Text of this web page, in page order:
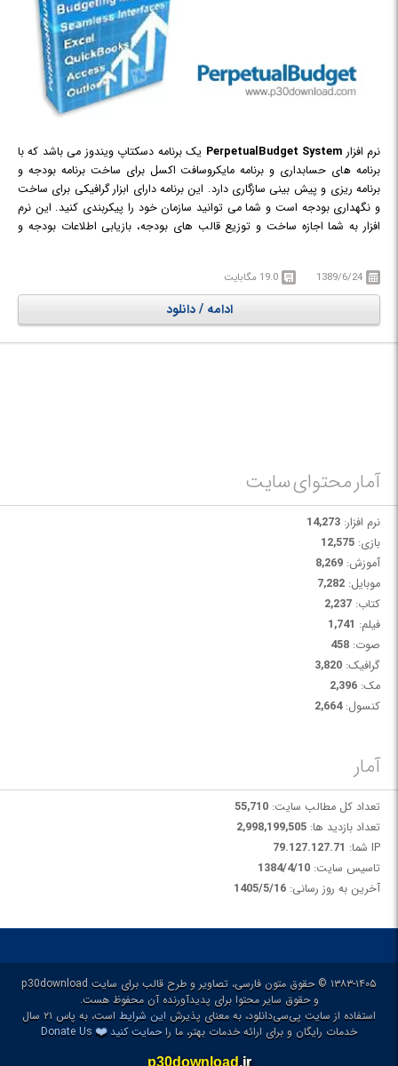
نرم افزار PerpetualBudget System یک برنامه دسکتاپ ویندوز می باشد که با
ﺑﺮﻧﺎﻣﻪ ھﺎی ﺣﺴﺎﺑﺪاری و ﺑﺮﻧﺎﻣﻪ ﻣﺎﯾﮑﺮوﺳﺎﻓﺖ اﮐﺴﻞ برای ساخت برنامه بودجه و
برنامه ریزی و پیش بینی سازگاری دارد. این برنامه دارای ابزار گرافیکی برای ساخت
و نگهداری بودجه است و شما می توانید سازمان خود را پیکربندی کنید. این نرم
افزار به شما اجازه ساخت و توزیع قالب های بودجه، بازیابی اطلاعات بودجه و
نمایید.1389/6/24 19.0 مگابایت
ادامه / دانلود
آمار محتوای سایت
نرم افزار: 14,273
بازی: 12,575
آموزش: 8,269
موبایل: 7,282
کتاب: 2,237
فیلم: 1,741
صوت: 458
گرافیک: 3,820
مک: 2,396
کنسول:2,664
آمار
تعداد کل مطالب سایت: 55,710
تعداد بازدید ها: 2,998,199,505
IP شما:
79.127.127.71
تاسیس سایت: 1384/4/10
آخرین به روز رسانی: 1405/5/16
۱۳۸۳-۱۴۰۵ © حقوق متون فارسی، تصاویر و طرح قالب برای سایت p30download
و حقوق سایر محتوا برای پدیدآورنده آن محفوظ هست.
استفاده از سایت پی‌سی‌دانلود، به معنای پذیرش این شرایط
است، به پاس ۲۱ سال
خدمات رایگان و برای ارائه خدمات بهتر، ما راحمایت کنید❤️
p30download